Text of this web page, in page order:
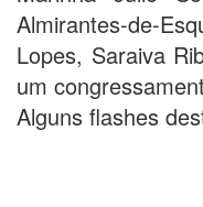
Almirantes-de-
Lopes, Saraiva
um
Alguns flashes